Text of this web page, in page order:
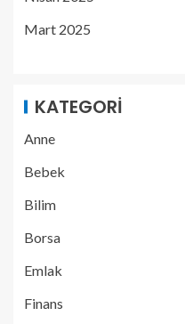
Mart 2025
KATEGORI
Anne
Bebek
Bilim
Borsa
Emlak
Finans